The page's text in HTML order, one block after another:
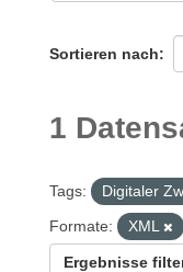
Sortieren nach
1
Tags: Digitaler
Formate:
XML
Ergebnisse